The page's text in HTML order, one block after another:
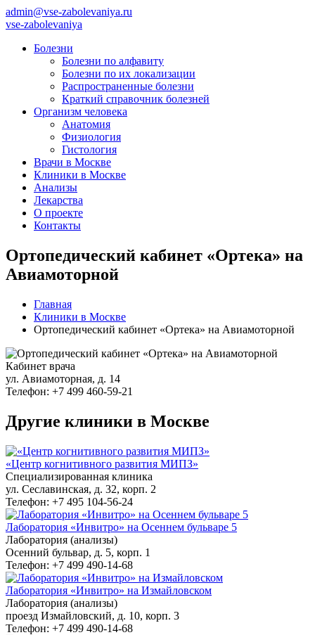
admin@vse-zabolevaniya.ru
vse-zabolevaniya
Болезни
Болезни по алфавиту
Болезни по их локализации
Распространенные болезни
Краткий справочник болезней
Организм человека
Анатомия
Физиология
Гистология
Врачи в Москве
Клиники в Москве
Анализы
Лекарства
О проекте
Контакты
Ортопедический кабинет «Ортека» на
Авиамоторной
Главная
Клиники в Москве
Ортопедический кабинет «Ортека» на Авиамоторной
Кабинет врача
ул. Авиамоторная, д. 14
Телефон: +7 499 460-59-21
Другие клиники в Москве
«Центр когнитивного развития МИПЗ»
Специализированная клиника
ул. Сеславинская, д. 32, корп. 2
Телефон: +7 495 104-56-24
Лаборатория «Инвитро» на Осеннем бульваре 5
Лаборатория (анализы)
Осенний бульвар, д. 5, корп. 1
Телефон: +7 499 490-14-68
Лаборатория «Инвитро» на Измайловском
Лаборатория (анализы)
проезд Измайловский, д. 10, корп. 3
Телефон: +7 499 490-14-68